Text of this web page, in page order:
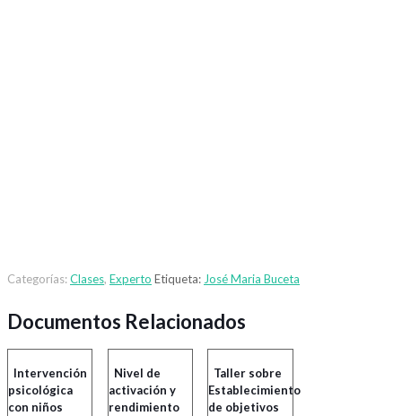
Categorías:Clases, Experto Etiqueta: José Maria Buceta
Documentos Relacionados
Intervención
psicológica
con niños
Nivel de
activación y
rendimiento
Taller sobre
Establecimiento
de objetivos